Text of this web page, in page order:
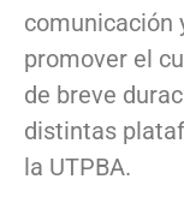
comunicación
promover el
de breve
distintas
la UTPBA.